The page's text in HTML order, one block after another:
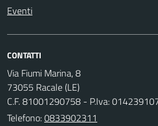
Eventi
CONTATTI
Via Fiumi Marina, 8
73055 Racale (LE)
C.F. 81001290758 - P.Iva:
Telefono:0833902311